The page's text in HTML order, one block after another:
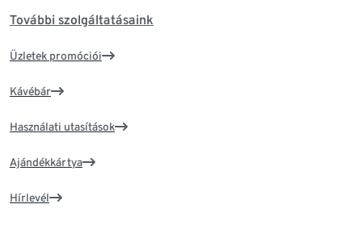
További szolgáltatásaink
Üzletek promóciói
Kávébár
Használati utasítások
Ajándékkártya
Hírlevél